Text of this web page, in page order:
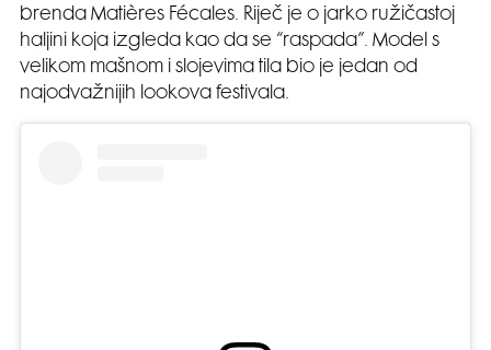
brenda Matières Fécales. Riječ je o jarko ružičastoj
haljini koja izgleda kao da se “raspada”. Model s
velikom mašnom i slojevima tila bio je jedan od
najodvažnijih lookova festivala.